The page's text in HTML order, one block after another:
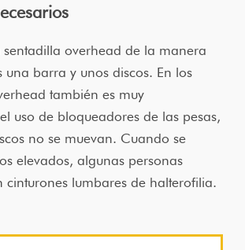
sentadilla overhead de la manera
una barra y unos discos. En los
también es muy
uso de bloqueadores de las pesas,
no se muevan. Cuando se
elevados, algunas personas
cinturones lumbares de halterofilia.